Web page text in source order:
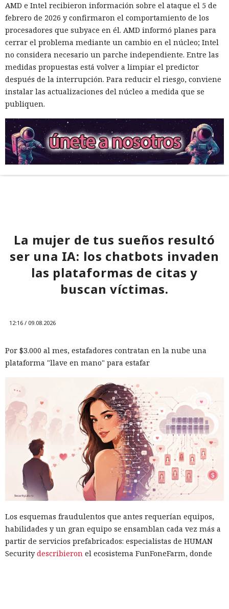
AMD e Intel recibieron información sobre el ataque el 5 de
febrero de 2026 y confirmaron el comportamiento de los
procesadores que subyace en él. AMD informó planes para
cerrar el problema mediante un cambio en el núcleo; Intel
no considera necesario un parche independiente. Entre las
medidas propuestas está volver a limpiar el predictor
después de la interrupción. Para reducir el riesgo, conviene
instalar las actualizaciones del núcleo a medida que se
publiquen.
La mujer de tus sueños resultó
ser una IA: los chatbots invaden
las plataformas de citas y
buscan víctimas.
12:16 / 09.08.2026
Por $3.000 al mes, estafadores contratan en la nube una
plataforma "llave en mano" para estafar
Los esquemas fraudulentos que antes requerían equipos,
habilidades y un gran equipo se ensamblan cada vez más a
partir de servicios prefabricados: especialistas de HUMAN
Security describieron el ecosistema FunFoneFarm, donde